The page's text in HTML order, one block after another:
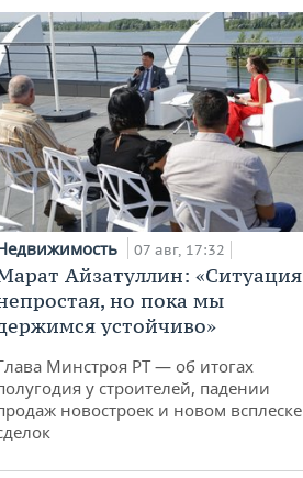
07 авг, 17:32
Айзатуллин: «Ситуация
но пока мы
устойчиво»
Минстроя РТ — об итогах
у строителей, падении
новостроек и новом всплеске